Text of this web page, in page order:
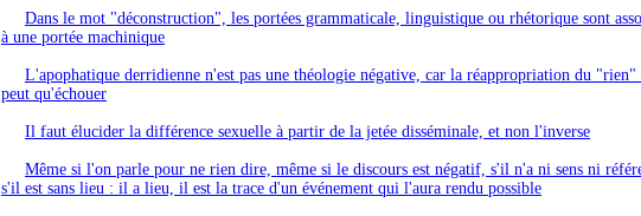
Dans le mot "déconstruction", les portées grammaticale, linguistique ou rhétorique sont
à une portée machinique
L'apophatique derridienne n'est pas une théologie négative, car la réappropriation du "rien"
peut qu'échouer
Il faut élucider la différence sexuelle à partir de la jetée disséminale, et non l'inverse
Même si l'on parle pour ne rien dire, même si le discours est négatif, s'il n'a ni sens ni
s'il est sans lieu : il a lieu, il est la trace d'un événement qui l'aura rendu possible